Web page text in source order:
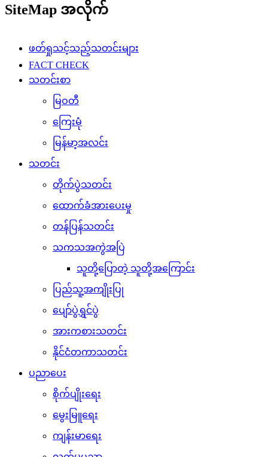
SiteMap အလိုက်
ဖတ်ရှုသင့်သည့်သတင်းများ
FACT CHECK
သတင်းစာ
မြဝတီ
ကြေးမုံ
မြန်မာ့အလင်း
သတင်း
တိုက်ပွဲသတင်း
ထောက်ခံအားပေးမှု
တန်ပြန်သတင်း
သကသအကွဲအပြဲ
သူတို့ပြောတဲ့ သူတို့အကြောင်း
ပြည်သူ့အကျိုးပြု
ပျော်ပွဲရွှင်ပွဲ
အားကစားသတင်း
နိုင်ငံတကာသတင်း
ပညာပေး
စိုက်ပျိုးရေး
မွေးမြူရေး
ကျန်းမာရေး